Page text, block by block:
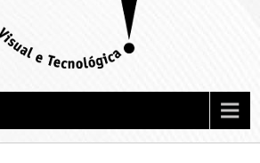
de Educação Visual e Tecnológica